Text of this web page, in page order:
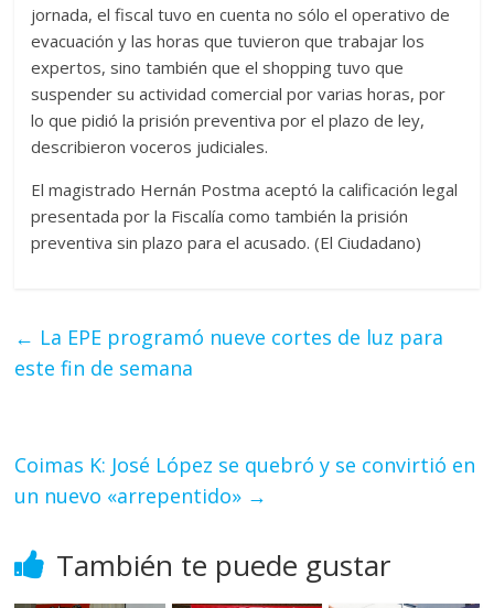
jornada, el fiscal tuvo en cuenta no sólo el operativo de
evacuación y las horas que tuvieron que trabajar los
expertos, sino también que el shopping tuvo que
suspender su actividad comercial por varias horas, por
lo que pidió la prisión preventiva por el plazo de ley,
describieron voceros judiciales.
El magistrado Hernán Postma aceptó la calificación legal
presentada por la Fiscalía como también la prisión
preventiva sin plazo para el acusado. (El Ciudadano)
← La EPE programó nueve cortes de luz para
este fin de semana
Coimas K: José López se quebró y se convirtió en
un nuevo «arrepentido» →
También te puede gustar